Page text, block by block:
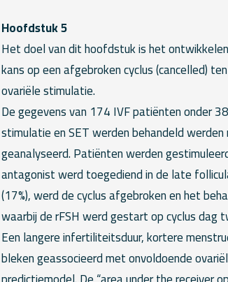
Hoofdstuk 5
Het doel van dit hoofdstuk is het
kans op een afgebroken cyclus (cancelled)
ovariële stimulatie.
De gegevens van 174 IVF patiënten onder
stimulatie en SET werden behandeld
geanalyseerd. Patiënten werden
antagonist werd toegediend in de late
(17%), werd de cyclus afgebroken en het
waarbij de rFSH werd gestart op cyclus dag
Een langere infertiliteitsduur, kortere
bleken geassocieerd met onvoldoende